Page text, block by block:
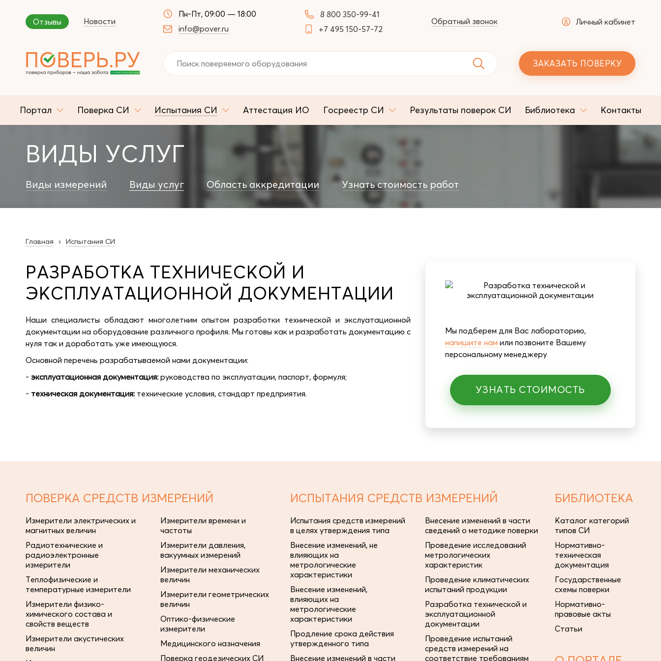
Отзывы Новости
Пн-Пт, 09:00 — 18:00
info@pover.ru
8 800 350-99-41
+7 495 150-57-72
Обратный звонок Личный кабинет
ЗАКАЗАТЬ ПОВЕРКУ
Портал Поверка СИ Испытания СИ Аттестация ИО Госреестр СИ Результаты поверок СИ Библиотека Контакты
ВИДЫ УСЛУГ
Виды измерений Виды услуг Область аккредитации Узнать стоимость работ
Главная Испытания СИ
РАЗРАБОТКА ТЕХНИЧЕСКОЙ И
ЭКСПЛУАТАЦИОННОЙ ДОКУМЕНТАЦИИ
Наши специалисты обладают многолетним опытом разработки технической и экслуатационной
документации на оборудование различного профиля. Мы готовы как и разработать документацию с
нуля так и доработать уже имеющуюся.
Основной перечень разрабатываемой нами документации:
- эксплуатационная документация: руководства по эксплуатации, паспорт, формуля;
- техническая документация: технические условия, стандарт предприятия.
Мы подберем для Вас лабораторию,
напишите нам или позвоните Вашему
персональному менеджеру
УЗНАТЬ СТОИМОСТЬ
ПОВЕРКА СРЕДСТВ ИЗМЕРЕНИЙ
Измерители электрических и
магнитных величин
Радиотехнические и
радиоэлектронные
измерители
Теплофизические и
температурные измерители
Измерители физико-
химического состава и
свойств веществ
Измерители акустических
величин
Измерители времени и
частоты
Измерители давления,
вакуумных измерений
Измерители механических
величин
Измерители геометрических
величин
Оптико-физические
измерители
Медицинского назначения
Поверка геодезических СИ
ИСПЫТАНИЯ СРЕДСТВ ИЗМЕРЕНИЙ
Испытания средств измерений
в целях утверждения типа
Внесение изменений, не
влияющих на
метрологические
характеристики
Внесение изменений,
влияющих на
метрологические
характеристики
Продление срока действия
утвержденного типа
Внесение изменений в части
Внесение изменений в части
сведений о методике поверки
Проведение исследований
метрологических
характеристик
Проведение климатических
испытаний продукции
Разработка технической и
эксплуатационной
документации
Проведение испытаний
средств измерений на
соответствие требованиям
БИБЛИОТЕКА
Каталог категорий
типов СИ
Нормативно-
техническая
документация
Государственные
схемы поверки
Нормативно-
правовые акты
Статьи